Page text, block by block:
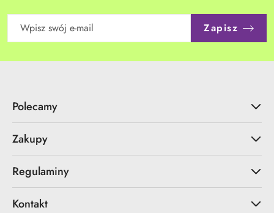
Zapisz
Polecamy
Zakupy
Regulaminy
Kontakt